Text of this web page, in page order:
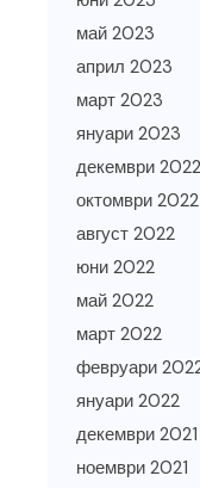
май 2023
април 2023
март 2023
януари 2023
декември 2022
октомври 2022
август 2022
юни 2022
май 2022
март 2022
февруари
януари 2022
декември 2021
ноември 2021